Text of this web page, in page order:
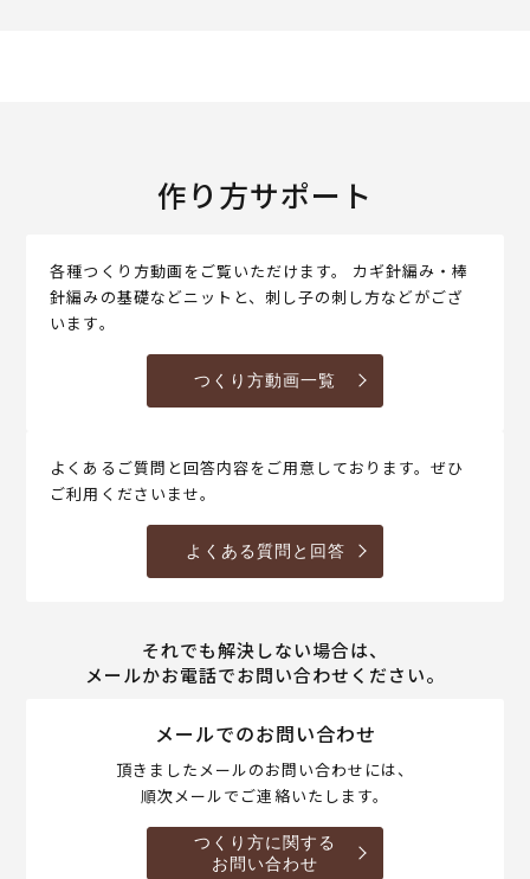
作り方サポート
各種つくり方動画をご覧いただけます。 カギ針編み・棒
針編みの基礎などニットと、刺し子の刺し方などがござ
います。
つくり方動画一覧
よくあるご質問と回答内容をご用意しております。ぜひ
ご利用くださいませ。
よくある質問と回答
それでも解決しない場合は、
メールかお電話でお問い合わせください。
メールでのお問い合わせ
頂きましたメールのお問い合わせには、
順次メールでご連絡いたします。
つくり方に関する
お問い合わせ